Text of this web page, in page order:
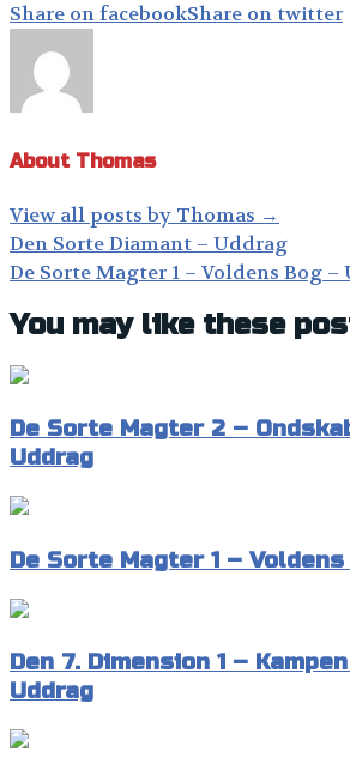
Share on facebookShare on twitter
About Thomas
View all posts by Thomas →
Post
navigation
Den Sorte Diamant – Uddrag
De Sorte Magter 1 – Voldens Bog –
You may like these
De Sorte Magter 2 –
Uddrag
De Sorte Magter 1 –
Den 7. Dimension 1 –
Uddrag